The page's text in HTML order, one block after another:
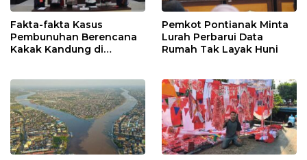
Fakta-fakta Kasus
Pembunuhan Berencana
Kakak Kandung di
Pemkot Pontianak Minta
Lurah Perbarui Data
Rumah Tak Layak Huni